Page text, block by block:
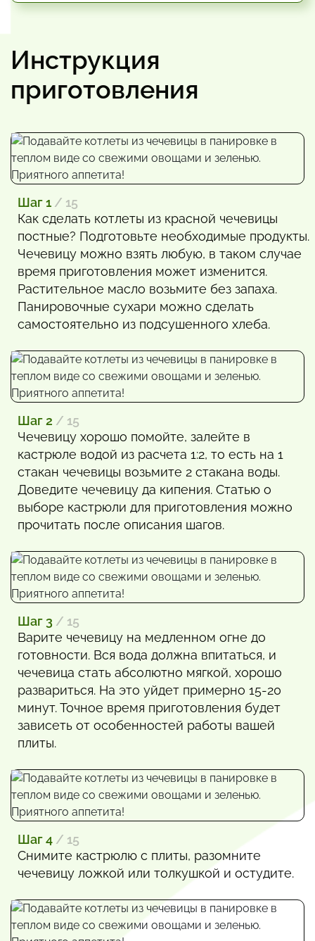
Инструкция
приготовления
Шаг 1 / 15
Как сделать котлеты из красной чечевицы
постные? Подготовьте необходимые продукты.
Чечевицу можно взять любую, в таком случае
время приготовления может изменится.
Растительное масло возьмите без запаха.
Панировочные сухари можно сделать
самостоятельно из подсушенного хлеба.
Шаг 2 / 15
Чечевицу хорошо помойте, залейте в
кастрюле водой из расчета 1:2, то есть на 1
стакан чечевицы возьмите 2 стакана воды.
Доведите чечевицу да кипения. Статью о
выборе кастрюли для приготовления можно
прочитать после описания шагов.
Шаг 3 / 15
Варите чечевицу на медленном огне до
готовности. Вся вода должна впитаться, и
чечевица стать абсолютно мягкой, хорошо
развариться. На это уйдет примерно 15-20
минут. Точное время приготовления будет
зависеть от особенностей работы вашей
плиты.
Шаг 4 / 15
Снимите кастрюлю с плиты, разомните
чечевицу ложкой или толкушкой и остудите.